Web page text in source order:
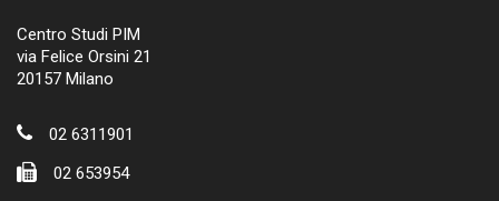
Centro Studi PIM
via Felice Orsini 21
20157 Milano
02 6311901
02 653954